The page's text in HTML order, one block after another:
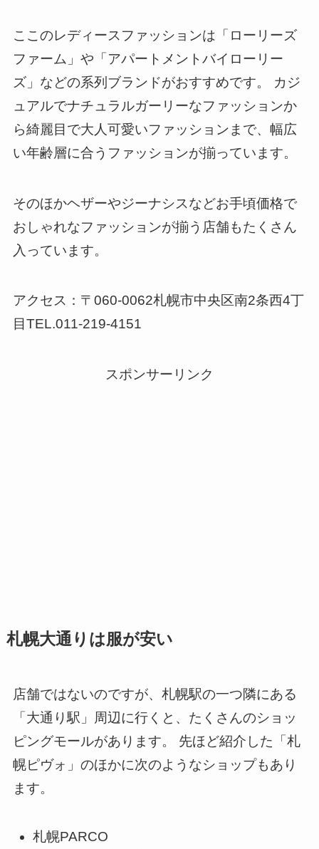
ここのレディースファッションは「ローリーズ
ファーム」や「アパートメントバイローリー
ズ」などの系列ブランドがおすすめです。 カジ
ュアルでナチュラルガーリーなファッションか
ら綺麗目で大人可愛いファッションまで、幅広
い年齢層に合うファッションが揃っています。
そのほかヘザーやジーナシスなどお手頃価格で
おしゃれなファッションが揃う店舗もたくさん
入っています。
アクセス：〒060-0062札幌市中央区南2条西4丁
目TEL.011-219-4151
スポンサーリンク
札幌大通りは服が安い
店舗ではないのですが、札幌駅の一つ隣にある
「大通り駅」周辺に行くと、たくさんのショッ
ピングモールがあります。 先ほど紹介した「札
幌ピヴォ」のほかに次のようなショップもあり
ます。
札幌PARCO